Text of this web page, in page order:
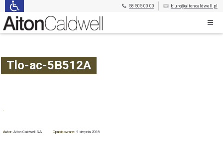
58 505 00 00 biuro@aitoncaldwell.pl
Tlo-ac-5B512A
Autor:Aiton Caldwell SA Opublikowane: 9 sierpnia 2018